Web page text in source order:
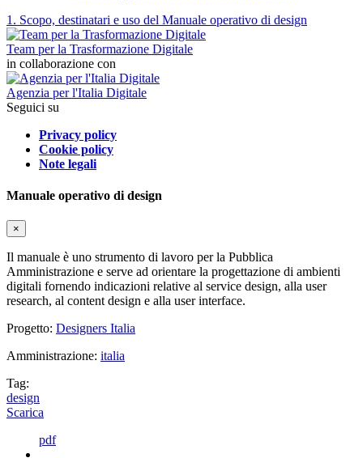
1. Scopo, destinatari e uso del Manuale operativo di design
Team per la Trasformazione Digitale
in collaborazione con
Agenzia per l'Italia Digitale
Seguici su
Privacy policy
Cookie policy
Note legali
Manuale operativo di design
×
Il manuale è uno strumento di lavoro per la Pubblica
Amministrazione e serve ad orientare la progettazione di ambienti
digitali fornendo indicazioni relative al service design, alla user
research, al content design e alla user interface.
Progetto: Designers Italia
Amministrazione: italia
Tag:
design
Scarica
pdf